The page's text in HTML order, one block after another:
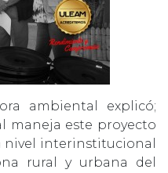
ambiental explicó;
maneja este proyecto
nivel interinstitucional
rural y urbana del